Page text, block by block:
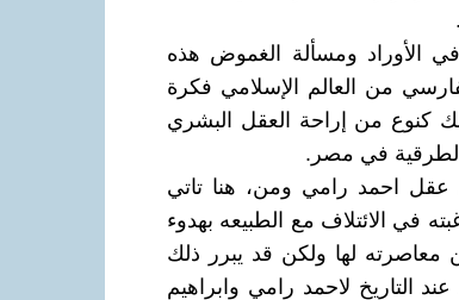
الأوراد ومسألة الغموض هذه
من العالم الإسلامي فكرة
كنوع من إراحة العقل البشري
الطرقية في مصر.
عقل احمد رامي ومن، هنا تاتي
في الائتلاف مع الطبيعه بهدوء
19 على الرغم من معاصرته لها ولكن قد يبرر ذلك
التاريخ لاحمد رامي وابراهيم